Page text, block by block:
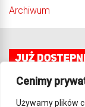
Cenimy
Używamy plików
Archiwum